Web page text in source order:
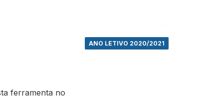
ANO LETIVO 2020/2021
ferramenta no